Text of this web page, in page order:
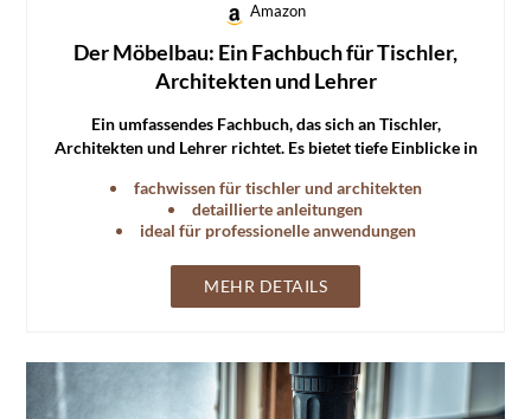
Amazon
Der Möbelbau: Ein Fachbuch für Tischler,
Architekten und Lehrer
Ein umfassendes Fachbuch, das sich an Tischler,
Architekten und Lehrer richtet. Es bietet tiefe Einblicke in
fachwissen für tischler und architekten
detaillierte anleitungen
ideal für professionelle anwendungen
MEHR DETAILS